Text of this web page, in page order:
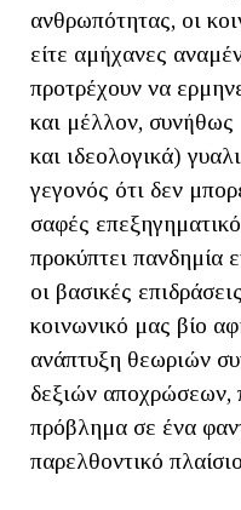
ανθρωπότητας, οι
είτε αμήχανες
προτρέχουν να
και μέλλον, συνήθως
και ιδεολογικά)
γεγονός ότι δεν
σαφές
προκύπτει πανδημία
οι βασικές
κοινωνικό μας βίο
ανάπτυξη θεωριών
δεξιών αποχρώσεων,
πρόβλημα σε ένα
παρελθοντικό